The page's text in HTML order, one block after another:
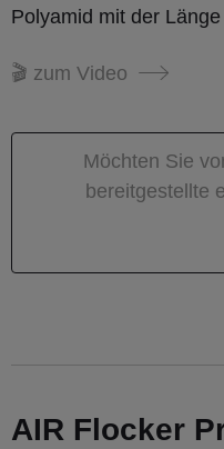
Polyamid mit der
🎬 zum Video
Möchten Sie
bereitgestellte
AIR Flocker